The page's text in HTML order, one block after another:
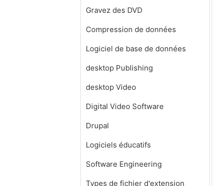
Gravez des DVD
Compression de données
Logiciel de base de données
desktop Publishing
desktop Video
Digital Video Software
Drupal
Logiciels éducatifs
Software Engineering
Types de fichier d'extension